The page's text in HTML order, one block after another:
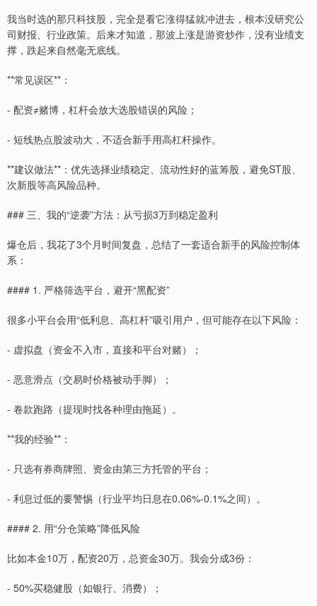
我当时选的那只科技股，完全是看它涨得猛就冲进去，根本没研究公
司财报、行业政策。后来才知道，那波上涨是游资炒作，没有业绩支
撑，跌起来自然毫无底线。
**常见误区**：
- 配资≠赌博，杠杆会放大选股错误的风险；
- 短线热点股波动大，不适合新手用高杠杆操作。
**建议做法**：优先选择业绩稳定、流动性好的蓝筹股，避免ST股、
次新股等高风险品种。
### 三、我的“逆袭”方法：从亏损3万到稳定盈利
爆仓后，我花了3个月时间复盘，总结了一套适合新手的风险控制体
系：
#### 1. 严格筛选平台，避开“黑配资”
很多小平台会用“低利息、高杠杆”吸引用户，但可能存在以下风险：
- 虚拟盘（资金不入市，直接和平台对赌）；
- 恶意滑点（交易时价格被动手脚）；
- 卷款跑路（提现时找各种理由拖延）。
**我的经验**：
- 只选有券商牌照、资金由第三方托管的平台；
- 利息过低的要警惕（行业平均日息在0.06%-0.1%之间）。
#### 2. 用“分仓策略”降低风险
比如本金10万，配资20万，总资金30万。我会分成3份：
- 50%买稳健股（如银行、消费）；